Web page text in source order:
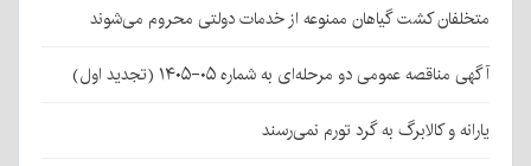
متخلفان کشت گیاهان ممنوعه از خدمات دولتی محروم می‌شوند
آگهی مناقصه عمومی دو مرحله‌ای به شماره ۰۵-۱۴۰۵ (تجدید اول)
یارانه و کالابرگ به گرد تورم نمی‌رسند